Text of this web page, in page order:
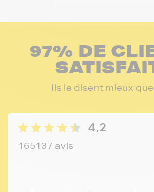
97% DE
Ils le disent mieux
4,2
165137 avis